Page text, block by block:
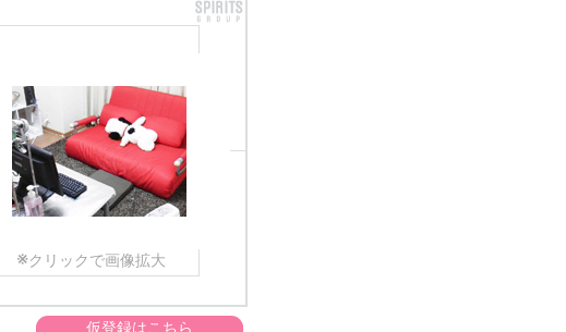
※クリックで画像拡大
仮登録はこちら